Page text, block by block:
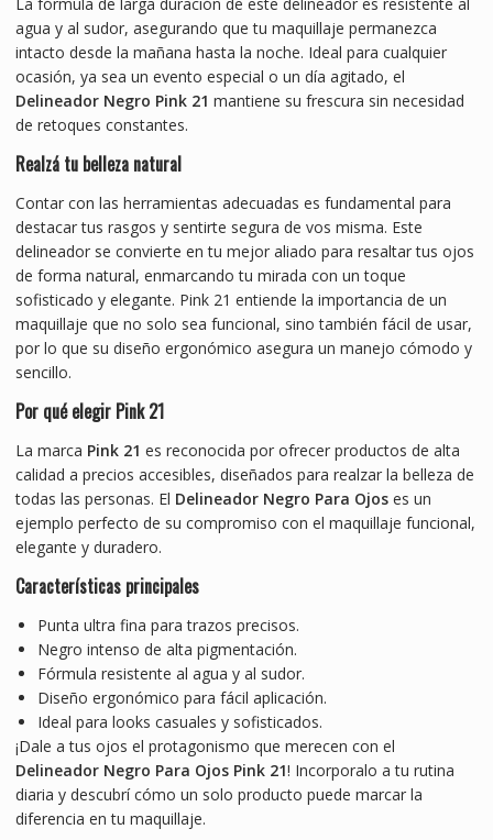
agua y al sudor, asegurando que tu maquillaje permanezca
intacto desde la mañana hasta la noche. Ideal para cualquier
ocasión, ya sea un evento especial o un día agitado, el
Delineador Negro Pink 21 mantiene su frescura sin necesidad
de retoques constantes.
Realzá tu belleza natural
Contar con las herramientas adecuadas es fundamental para
destacar tus rasgos y sentirte segura de vos misma. Este
delineador se convierte en tu mejor aliado para resaltar tus ojos
de forma natural, enmarcando tu mirada con un toque
sofisticado y elegante. Pink 21 entiende la importancia de un
maquillaje que no solo sea funcional, sino también fácil de usar,
por lo que su diseño ergonómico asegura un manejo cómodo y
sencillo.
Por qué elegir Pink 21
La marca Pink 21 es reconocida por ofrecer productos de alta
calidad a precios accesibles, diseñados para realzar la belleza de
todas las personas. El Delineador Negro Para Ojoses un
ejemplo perfecto de su compromiso con el maquillaje funcional,
elegante y duradero.
Características principales
Punta ultra fina para trazos precisos.
Negro intenso de alta pigmentación.
Fórmula resistente al agua y al sudor.
Diseño ergonómico para fácil aplicación.
Ideal para looks casuales y sofisticados.
¡Dale a tus ojos el protagonismo que merecen con el
Delineador Negro Para Ojos Pink 21! Incorporalo a tu rutina
diaria y descubrí cómo un solo producto puede marcar la
diferencia en tu maquillaje.